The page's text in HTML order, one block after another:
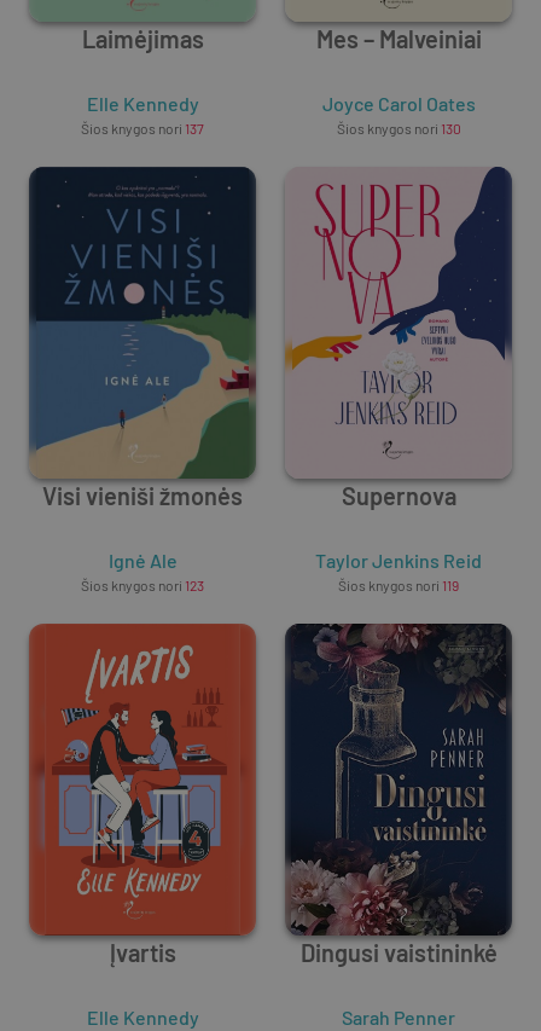
Laimėjimas
Elle Kennedy
Šios knygos nori 137
Mes – Malveiniai
Joyce Carol Oates
Šios knygos nori 130
Visi vieniši žmonės
Ignė Ale
Šios knygos nori 123
Supernova
Taylor Jenkins Reid
Šios knygos nori 119
Įvartis
Elle Kennedy
Dingusi vaistininkė
Sarah Penner